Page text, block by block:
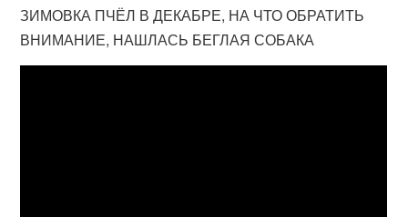
ЗИМОВКА ПЧЁЛ В ДЕКАБРЕ, НА ЧТО ОБРАТИТЬ
ВНИМАНИЕ, НАШЛАСЬ БЕГЛАЯ СОБАКА